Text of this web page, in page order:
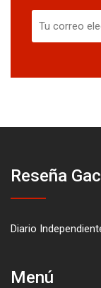
Reseña
Diario
Menú